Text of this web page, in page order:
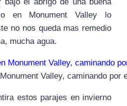
en Monument Valley lo
no nos queda mas remedio
mucha agua.
Valley, caminando por
estos parajes en invierno